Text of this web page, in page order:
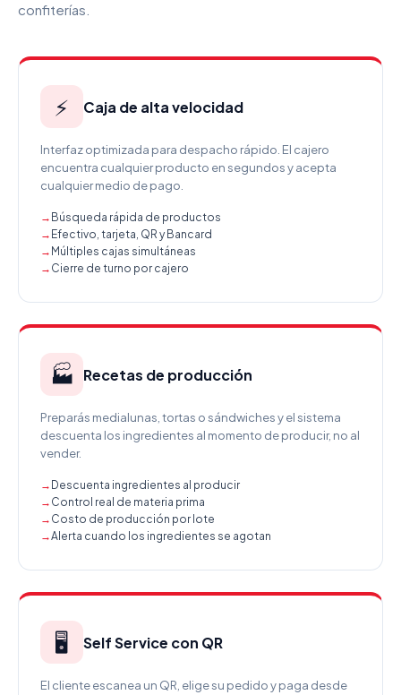
confiterías.
⚡ Caja de alta velocidad
Interfaz optimizada para despacho rápido. El cajero
encuentra cualquier producto en segundos y acepta
cualquier medio de pago.
Búsqueda rápida de productos
Efectivo, tarjeta, QR y Bancard
Múltiples cajas simultáneas
Cierre de turno por cajero
🏭 Recetas de producción
Preparás medialunas, tortas o sándwiches y el sistema
descuenta los ingredientes al momento de producir, no al
vender.
Descuenta ingredientes al producir
Control real de materia prima
Costo de producción por lote
Alerta cuando los ingredientes se agotan
🖥️ Self Service con QR
El cliente escanea un QR, elige su pedido y paga desde